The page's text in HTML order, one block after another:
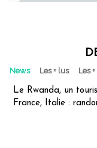
News Les + lus Les
Le Rwanda, un
France, Italie :